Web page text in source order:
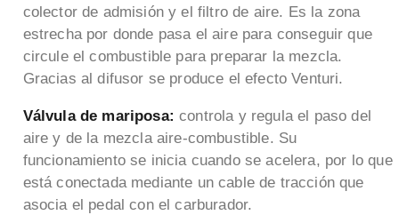
colector de admisión y el filtro de aire. Es la zona
estrecha por donde pasa el aire para conseguir que
circule el combustible para preparar la mezcla.
Gracias al difusor se produce el efecto Venturi.
Válvula de mariposa:controla y regula el paso del
aire y de la mezcla aire-combustible. Su
funcionamiento se inicia cuando se acelera, por lo que
está conectada mediante un cable de tracción que
asocia el pedal con el carburador.